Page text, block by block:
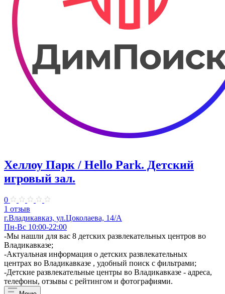
Хеллоу Парк / Hello Park. ​Детский
игровый зал.
0
1 отзыв
г.Владикавказ, ул.Цоколаева, 14/А
Пн-Вс 10:00-22:00
-Мы нашли для вас 8 детских развлекательных центров во
Владикавказе;
-Актуальная информация о детских развлекательных
центрах во Владикавказе , удобный поиск с фильтрами;
-Детские развлекательные центры во Владикавказе - адреса,
телефоны, отзывы с рейтингом и фотографиями.